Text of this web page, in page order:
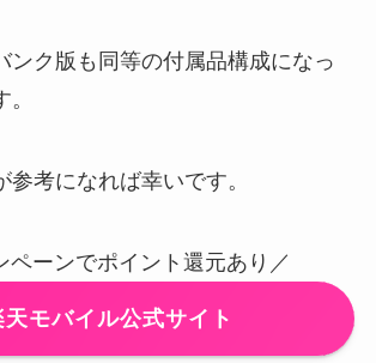
ンク版も同等の付属品構成になっ
参考になれば幸いです。
ペーンでポイント還元あり／
天モバイル公式サイト